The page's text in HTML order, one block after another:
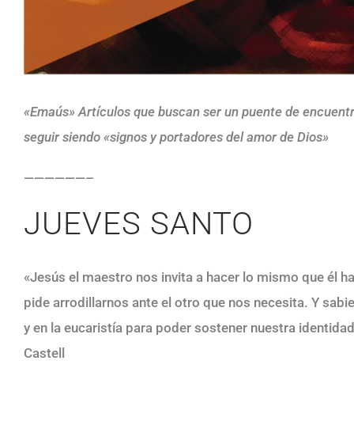
«Emaús» Artículos que buscan ser un puente de
seguir siendo «signos y portadores del amor de Dios»
——————–
JUEVES SANTO
«Jesús el maestro nos invita a hacer lo mismo que él
pide arrodillarnos ante el otro que nos necesita. Y
y en la eucaristía para poder sostener nuestra
Castell